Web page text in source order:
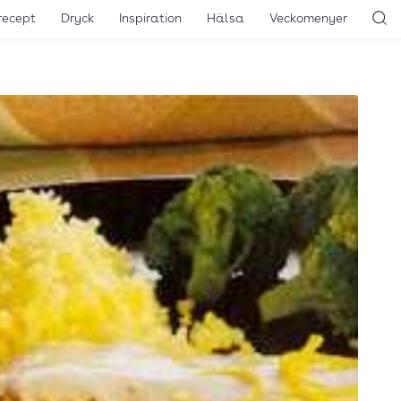
Dryck Inspiration Hälsa Veckomenyer